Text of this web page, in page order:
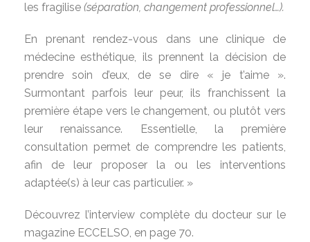
les fragilise (séparation, changement professionnel…).
En prenant rendez-vous dans une clinique de
médecine esthétique, ils prennent la décision de
prendre soin d’eux, de se dire « je t’aime ».
Surmontant parfois leur peur, ils franchissent la
première étape vers le changement, ou plutôt vers
leur renaissance. Essentielle, la première
consultation permet de comprendre les patients,
afin de leur proposer la ou les interventions
adaptée(s) à leur cas particulier. »
Découvrez l’interview complète du docteur sur le
magazine ECCELSO, en page 70.